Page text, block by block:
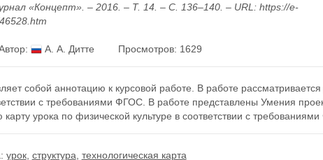
«Концепт». – 2016. – Т. 14. – С. 136–140. – URL: https://e-
А. А. Дитте Просмотров: 1629
собой аннотацию к курсовой работе. В работе
с требованиями ФГОС. В работе представлены Умения
карту урока по физической культуре в соответствии с
урок, структура технологическая карта